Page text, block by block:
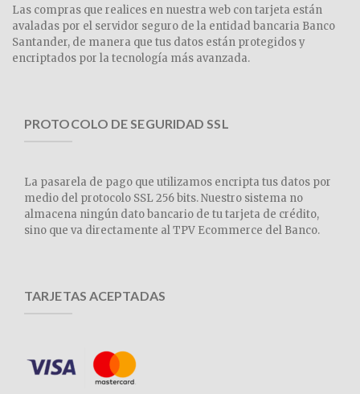
Las compras que realices en nuestra web con tarjeta están
avaladas por el servidor seguro de la entidad bancaria Banco
Santander, de manera que tus datos están protegidos y
encriptados por la tecnología más avanzada.
PROTOCOLO DE SEGURIDAD SSL
La pasarela de pago que utilizamos encripta tus datos por
medio del protocolo SSL 256 bits. Nuestro sistema no
almacena ningún dato bancario de tu tarjeta de crédito,
sino que va directamente al TPV Ecommerce del Banco.
TARJETAS ACEPTADAS